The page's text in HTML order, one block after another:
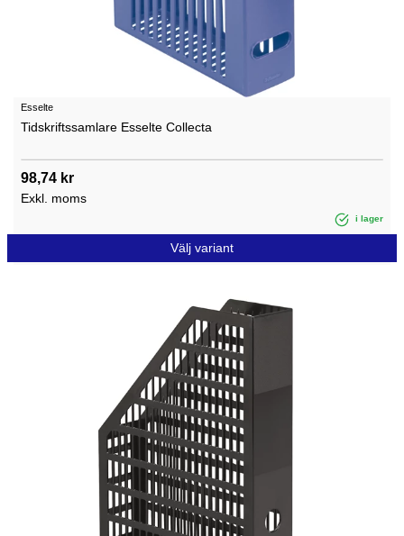
Esselte
Tidskriftssamlare Esselte Collecta
98,74 kr
Exkl. moms
i lager
Välj variant